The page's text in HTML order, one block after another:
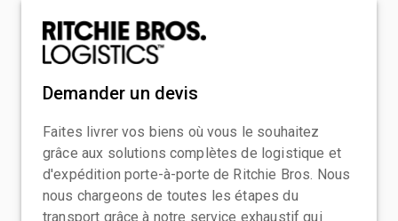
Demander un devis
Faites livrer vos biens où vous le souhaitez
grâce aux solutions complètes de logistique et
d'expédition porte-à-porte de Ritchie Bros. Nous
nous chargeons de toutes les étapes du
transport grâce à notre service exhaustif qui